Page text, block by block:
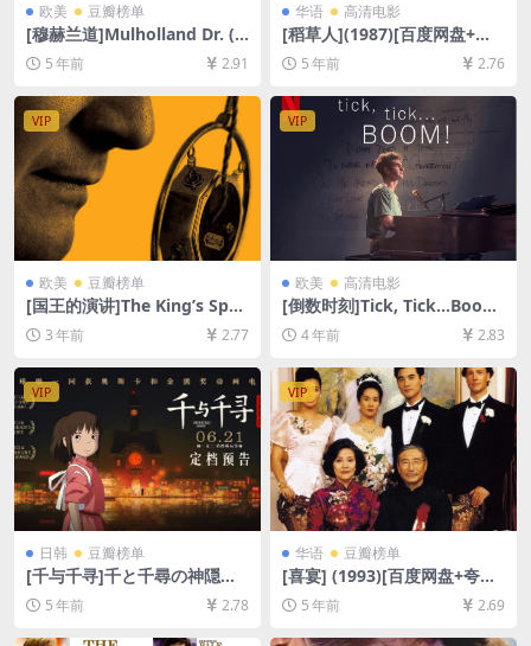
欧美 豆瓣榜单
[穆赫兰道]Mulholland Dr. (2
001)[百度网盘+夸克网盘+迅
雷云盘资源1080P超清未删减]
[MP4/9.4GB][中英字幕]
5 年前 2.91
华语 高清电影
[稻草人](1987)[百度网盘+迅
雷云盘资源高清未删减][MP4/
4.8GB][中英字幕]
5 年前 2.76
VIP
欧美 豆瓣榜单
[国王的演讲]The King’s Spee
ch (2010)[百度网盘+夸克网盘
1080P超清未删减资源][网盘
[中英字幕]
3 年前 2.77
VIP
欧美 高清电影
[倒数时刻]Tick, Tick…Boom!
(2021)[百度网盘+迅雷云盘资
源1080P超清未删减][MP4/7.
4 年前 2.83
VIP
日韩 豆瓣榜单
[千与千寻]千と千尋の神隠し
(2001)[百度网盘+迅雷云盘资
源1080P超清未删减][MP4/8.
1GB][日语中字]
5 年前 2.78
VIP
华语 豆瓣榜单
[喜宴] (1993)[百度网盘+夸克
网盘+迅雷云盘资源1080P超
清未删减][MP4/5.5GB][原声
中字]
5 年前 2.69